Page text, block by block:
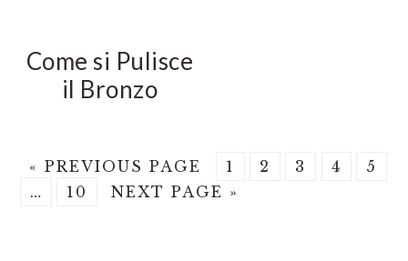
Come si Pulisce
il Bronzo
«GO
TO
PREVIOUS PAGE PAGE
1 PAGE
2 PAGE
3 PAGE
4
5
Interim
… PAGE
10
GO
NEXT PAGE »